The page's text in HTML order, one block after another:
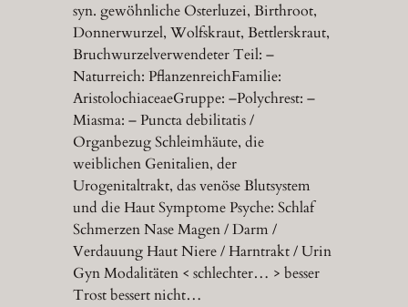
syn. gewöhnliche Osterluzei, Birthroot,
Donnerwurzel, Wolfskraut, Bettlerskraut,
Bruchwurzelverwendeter Teil: –
Naturreich: PflanzenreichFamilie:
AristolochiaceaeGruppe: –Polychrest: –
Miasma: – Puncta debilitatis /
Organbezug Schleimhäute, die
weiblichen Genitalien, der
Urogenitaltrakt, das venöse Blutsystem
und die Haut Symptome Psyche: Schlaf
Schmerzen Nase Magen / Darm /
Verdauung Haut Niere / Harntrakt / Urin
Gyn Modalitäten < schlechter… > besser
Trost bessert nicht…